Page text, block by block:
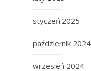
styczeń 2025
październik 2024
wrzesień 2024